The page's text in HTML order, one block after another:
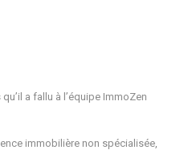
a fallu à l’équipe ImmoZen
immobilière non spécialisée,